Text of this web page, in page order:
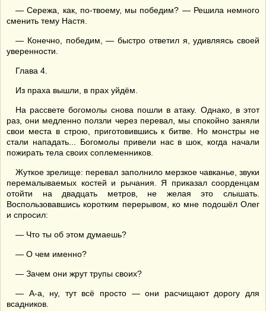
— Сережа, как, по-твоему, мы победим? — Решила немного
сменить тему Настя.
— Конечно, победим, — быстро ответил я, удивляясь своей
уверенности.
Глава 4.
Из праха вышли, в прах уйдём.
На рассвете богомолы снова пошли в атаку. Однако, в этот
раз, они медленно ползли через перевал, мы спокойно заняли
свои места в строю, приготовившись к битве. Но монстры не
стали нападать... Богомолы привели нас в шок, когда начали
пожирать тела своих соплеменников.
Жуткое зрелище: перевал заполнило мерзкое чавканье, звуки
перемалываемых костей и рычания. Я приказал соорденцам
отойти на двадцать метров, не желая это слышать.
Воспользовавшись коротким перерывом, ко мне подошёл Олег
и спросил:
— Что ты об этом думаешь?
— О чем именно?
— Зачем они жрут трупы своих?
— А-а, ну, тут всё просто — они расчищают дорогу для
всадников.